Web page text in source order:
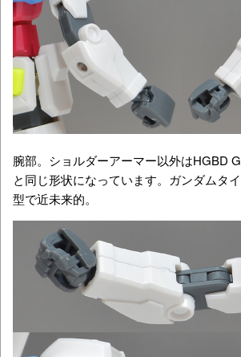
腕部。ショルダーアーマー以外はHGBD
と同じ形状になっています。ガンダムタ
型で近未来的。